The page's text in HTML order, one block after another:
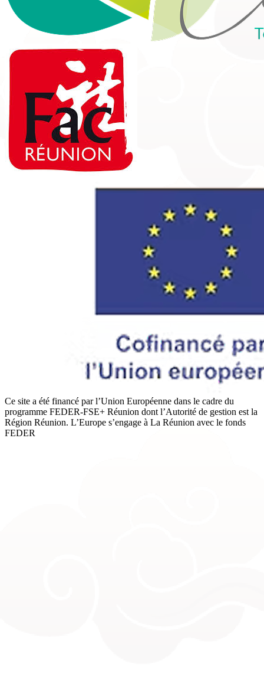
Ce site a été financé par l’Union Européenne dans le cadre du
programme FEDER-FSE+ Réunion dont l’Autorité de gestion est la
Région Réunion. L’Europe s’engage à La Réunion avec le fonds
FEDER